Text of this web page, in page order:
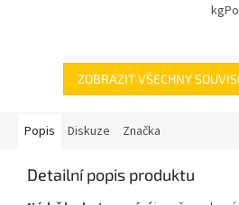
ZOBRAZIT VŠECHNY
Popis Diskuze Značka
Detailní popis produktu